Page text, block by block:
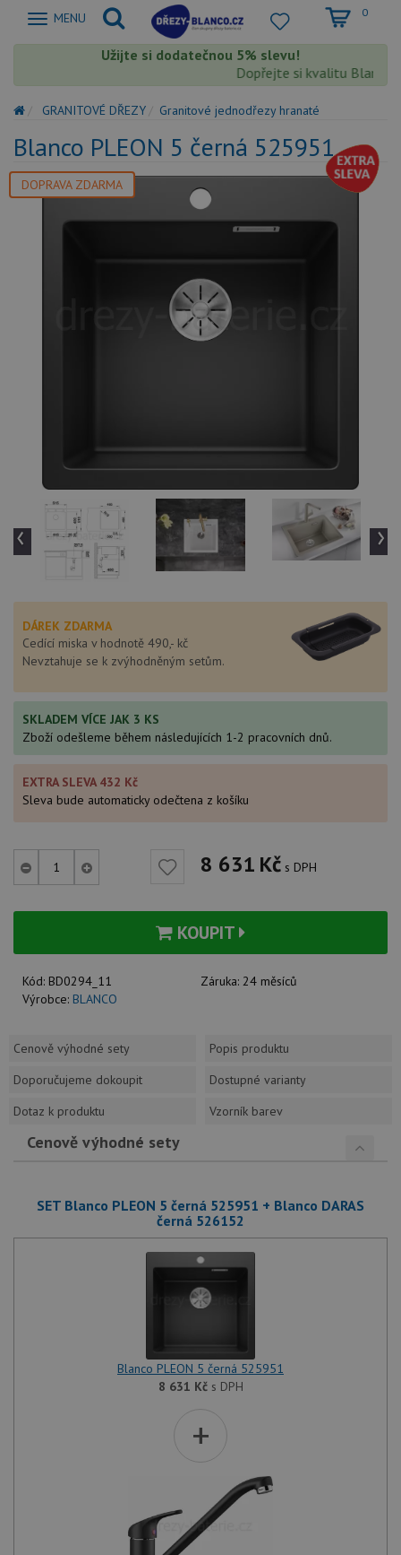
Zobrazit
MENU 0
Užijte si dodatečnou 5% slevu!
Dopřejte si kvalitu Blanco s
GRANITOVÉ DŘEZY Granitové jednodřezy hranaté
Blanco PLEON 5 černá 525951
DOPRAVA ZDARMA
‹ ›
DÁREK ZDARMA
Cedící miska v hodnotě 490,- kč
Nevztahuje se k zvýhodněným setům.
SKLADEM VÍCE JAK 3 KS
Zboží odešleme během následujících 1-2 pracovních dnů.
EXTRA SLEVA 432 Kč
Sleva bude automaticky odečtena z košíku
8 631 Kč s DPH
KOUPIT
Kód: BD0294_11 Záruka: 24 měsíců
Výrobce: BLANCO
Cenově výhodné sety
Popis produktu
Doporučujeme dokoupit
Dostupné varianty
Dotaz k produktu
Vzorník barev
Cenově výhodné sety
SET Blanco PLEON 5 černá 525951 + Blanco DARAS
černá 526152
Blanco PLEON 5 černá 525951
8 631 Kčs DPH
+